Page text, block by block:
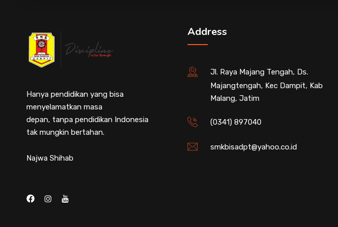
Hanya pendidikan yang bisa
menyelamatkan masa
depan, tanpa pendidikan Indonesia
tak mungkin bertahan.
Najwa Shihab
Address
Jl. Raya Majang Tengah, Ds.
Majangtengah, Kec Dampit, Kab
Malang, Jatim
(0341) 897040
smkbisadpt@yahoo.co.id